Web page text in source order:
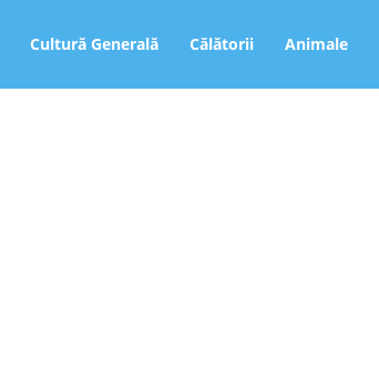
Cultură Generală Călătorii Animale